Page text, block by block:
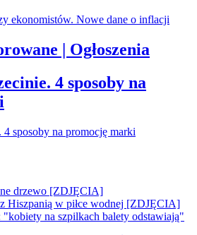
| Ogłoszenia
4 sposoby na
drzewo [ZDJĘCIA]
Hiszpanią w piłce wodnej [ZDJĘCIA]
"kobiety na szpilkach balety odstawiają"